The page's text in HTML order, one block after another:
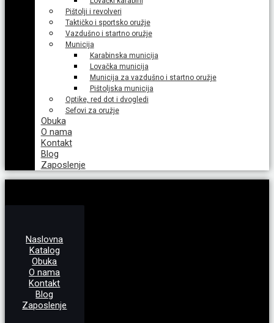
Pištolji i revolveri
Taktičko i sportsko oružje
Vazdušno i startno oružje
Municija
Karabinska municija
Lovačka municija
Municija za vazdušno i startno oružje
Pištoljska municija
Optike, red dot i dvogledi
Sefovi za oružje
Obuka
O nama
Kontakt
Blog
Zaposlenje
Naslovna
Katalog
Obuka
O nama
Kontakt
Blog
Zaposlenje